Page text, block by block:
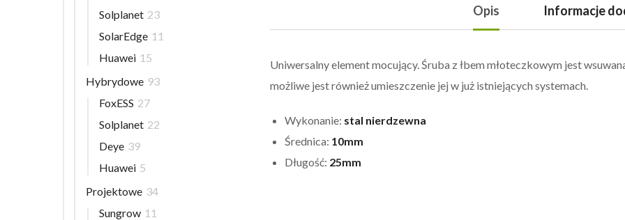
Opis Informacje
Uniwersalny element mocujący. Śruba z łbem młoteczkowym jest
możliwe jest również umieszczenie jej w już istniejących systemach.
Wykonanie: stal nierdzewna
Średnica: 10mm
Długość: 25mm
Solplanet 23
SolarEdge 11
Huawei 15
Hybrydowe 93
FoxESS 27
Solplanet 22
Deye 39
Huawei 5
Projektowe 34
Sungrow 11